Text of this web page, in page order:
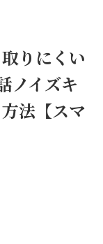
りにくい
ノイズキ
法【スマ